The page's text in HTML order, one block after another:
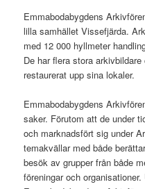
Emmabodabygdens
lilla samhället Vissefjärda.
med 12 000 hyllmeter
De har flera stora
restaurerat upp sina lokaler.
Emmabodabygdens
saker. Förutom att de under
och marknadsfört sig under
temakvällar med både
besök av grupper från både
föreningar och